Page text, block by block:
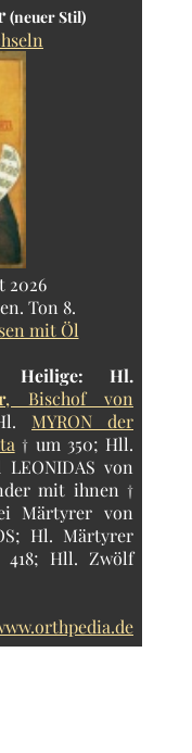
(neuer Stil)
2026
Ton 8.
mit Öl
Heilige:
Hl.
, Bischof von
MYRON der
† um 350; Hll.
von
mit ihnen †
Märtyrer von
Hl. Märtyrer
418; Hll. Zwölf